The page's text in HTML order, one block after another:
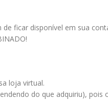
ficar disponível em sua
loja virtual.
do que adquiriu),